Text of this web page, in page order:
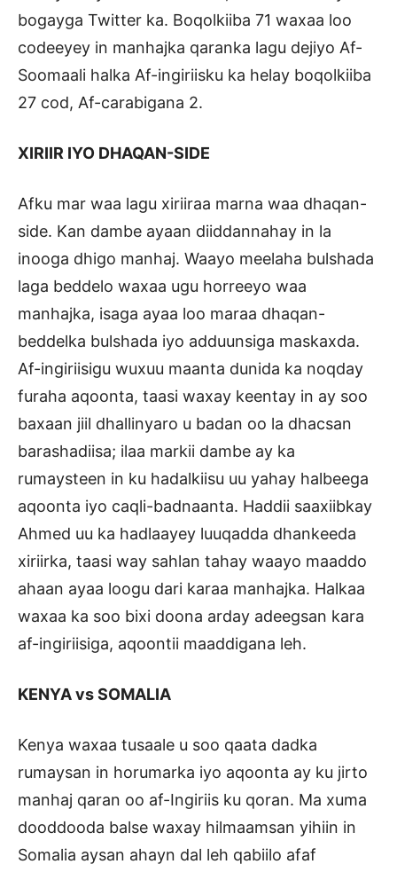
bogayga Twitter ka. Boqolkiiba 71 waxaa loo
codeeyey in manhajka qaranka lagu dejiyo Af-
Soomaali halka Af-ingiriisku ka helay boqolkiiba
27 cod, Af-carabigana 2.
XIRIIR IYO DHAQAN-SIDE
Afku mar waa lagu xiriiraa marna waa dhaqan-
side. Kan dambe ayaan diiddannahay in la
inooga dhigo manhaj. Waayo meelaha bulshada
laga beddelo waxaa ugu horreeyo waa
manhajka, isaga ayaa loo maraa dhaqan-
beddelka bulshada iyo adduunsiga maskaxda.
Af-ingiriisigu wuxuu maanta dunida ka noqday
furaha aqoonta, taasi waxay keentay in ay soo
baxaan jiil dhallinyaro u badan oo la dhacsan
barashadiisa; ilaa markii dambe ay ka
rumaysteen in ku hadalkiisu uu yahay halbeega
aqoonta iyo caqli-badnaanta. Haddii saaxiibkay
Ahmed uu ka hadlaayey luuqadda dhankeeda
xiriirka, taasi way sahlan tahay waayo maaddo
ahaan ayaa loogu dari karaa manhajka. Halkaa
waxaa ka soo bixi doona arday adeegsan kara
af-ingiriisiga, aqoontii maaddigana leh.
KENYA vs SOMALIA
Kenya waxaa tusaale u soo qaata dadka
rumaysan in horumarka iyo aqoonta ay ku jirto
manhaj qaran oo af-Ingiriis ku qoran. Ma xuma
dooddooda balse waxay hilmaamsan yihiin in
Somalia aysan ahayn dal leh qabiilo afaf